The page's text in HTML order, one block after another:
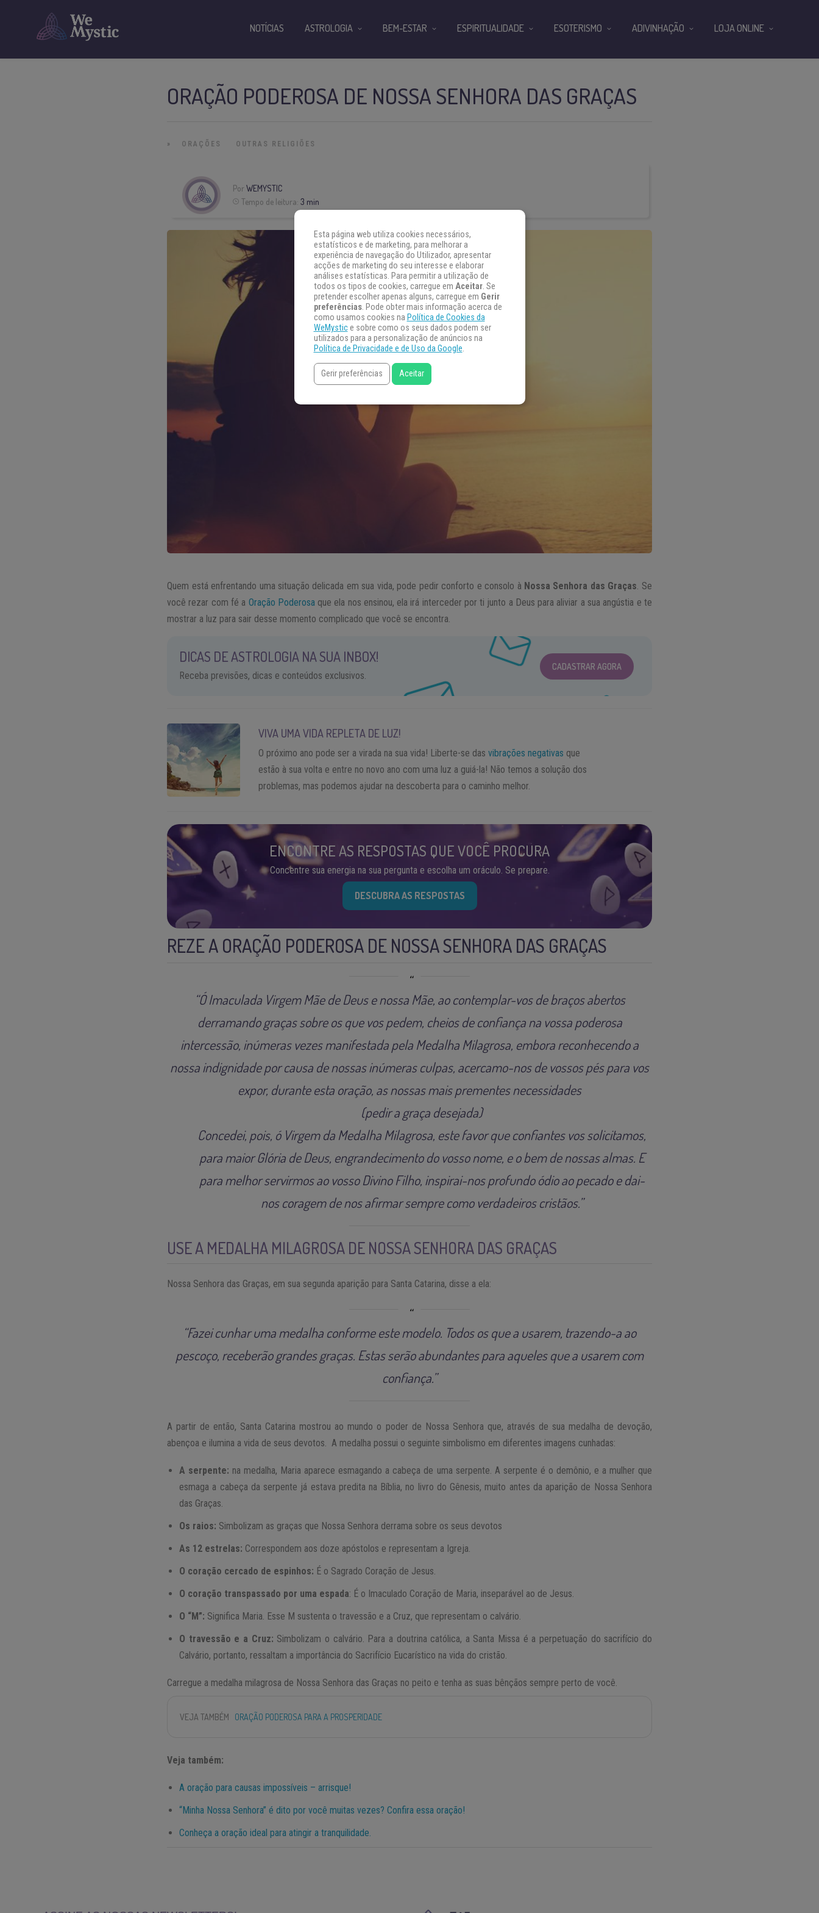
ORAÇÃO PODEROSA DE NOSSA SENHORA DAS GRAÇAS
» ORAÇÕES OUTRAS RELIGIÕES
PorWEMYSTIC
Tempo de leitura:3 min
Quem está enfrentando uma situação delicada em sua vida, pode pedir conforto e consolo à Nossa Senhora das Graças. Se
você rezar com fé a Oração Poderosaque ela nos ensinou, ela irá interceder por ti junto a Deus para aliviar a sua angústia e te
mostrar a luz para sair desse momento complicado que você se encontra.
DICAS DE ASTROLOGIA NA SUA INBOX!
Receba previsões, dicas e conteúdos exclusivos.
CADASTRAR AGORA
VIVA UMA VIDA REPLETA DE LUZ!
O próximo ano pode ser a virada na sua vida! Liberte-se dasvibrações negativas que
estão à sua volta e entre no novo ano com uma luz a guiá-la! Não temos a solução dos
problemas, mas podemos ajudar na descoberta para o caminho melhor.
ENCONTRE AS RESPOSTAS QUE VOCÊ PROCURA
Concentre sua energia na sua pergunta e escolha um oráculo. Se prepare.
DESCUBRA AS RESPOSTAS
REZE A ORAÇÃO PODEROSA DE NOSSA SENHORA DAS GRAÇAS
“Ó Imaculada Virgem Mãe de Deus e nossa Mãe, ao contemplar-vos de braços abertos
derramando graças sobre os que vos pedem, cheios de confiança na vossa poderosa
intercessão, inúmeras vezes manifestada pela Medalha Milagrosa, embora reconhecendo a
nossa indignidade por causa de nossas inúmeras culpas, acercamo-nos de vossos pés para vos
expor, durante esta oração, as nossas mais prementes necessidades
(pedir a graça desejada)
Concedei, pois, ó Virgem da Medalha Milagrosa, este favor que confiantes vos solicitamos,
para maior Glória de Deus, engrandecimento do vosso nome, e o bem de nossas almas. E
para melhor servirmos ao vosso Divino Filho, inspirai-nos profundo ódio ao pecado e dai-
nos coragem de nos afirmar sempre como verdadeiros cristãos.”
USE A MEDALHA MILAGROSA DE NOSSA SENHORA DAS GRAÇAS
Nossa Senhora das Graças, em sua segunda aparição para Santa Catarina, disse a ela:
“Fazei cunhar uma medalha conforme este modelo. Todos os que a usarem, trazendo-a ao
pescoço, receberão grandes graças. Estas serão abundantes para aqueles que a usarem com
confiança.”
A partir de então, Santa Catarina mostrou ao mundo o poder de Nossa Senhora que, através de sua medalha de devoção,
abençoa e ilumina a vida de seus devotos. A medalha possui o seguinte simbolismo em diferentes imagens cunhadas:
A serpente: na medalha, Maria aparece esmagando a cabeça de uma serpente. A serpente é o demônio, e a mulher que
esmaga a cabeça da serpente já estava predita na Bíblia, no livro do Gênesis, muito antes da aparição de Nossa Senhora
das Graças.
Os raios: Simbolizam as graças que Nossa Senhora derrama sobre os seus devotos
As 12 estrelas: Correspondem aos doze apóstolos e representam a Igreja.
O coração cercado de espinhos: É o Sagrado Coração de Jesus.
O coração transpassado por uma espada: É o Imaculado Coração de Maria, inseparável ao de Jesus.
O “M”: Significa Maria. Esse M sustenta o travessão e a Cruz, que representam o calvário.
O travessão e a Cruz: Simbolizam o calvário. Para a doutrina católica, a Santa Missa é a perpetuação do sacrifício do
Calvário, portanto, ressaltam a importância do Sacrifício Eucarístico na vida do cristão.
Carregue a medalha milagrosa de Nossa Senhora das Graças no peito e tenha as suas bênçãos sempre perto de você.
VEJA TAMBÉM ORAÇÃO PODEROSA PARA A PROSPERIDADE
Veja também:
A oração para causas impossíveis – arrisque!
“Minha Nossa Senhora” é dito por você muitas vezes? Confira essa oração!
Conheça a oração ideal para atingir a tranquilidade.
NOTÍCIAS ASTROLOGIA BEM-ESTAR ESPIRITUALIDADE ESOTERISMO ADIVINHAÇÃO LOJA ONLINE
Esta página web utiliza cookies necessários,
estatísticos e de marketing, para melhorar a
experiência de navegação do Utilizador, apresentar
acções de marketing do seu interesse e elaborar
análises estatísticas. Para permitir a utilização de
todos os tipos de cookies, carregue em Aceitar. Se
pretender escolher apenas alguns, carregue em Gerir
preferências. Pode obter mais informação acerca de
como usamos cookies na Política de Cookies da
WeMystice sobre como os seus dados podem ser
utilizados para a personalização de anúncios na
Política de Privacidade e de Uso da Google.
Gerir preferências Aceitar